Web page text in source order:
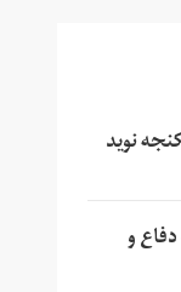
نوید
و